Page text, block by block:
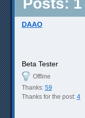
Posts:
DAAO
Beta Tester
Offline
Thanks: 59
Thanks for the post: 4